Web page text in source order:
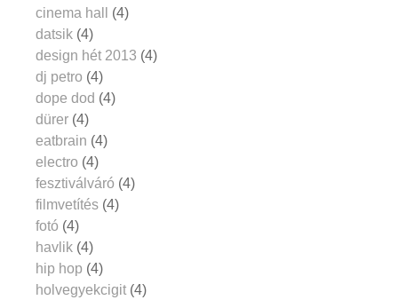
cinema hall
(4)
datsik (4)
design hét 2013 (4)
dj petro (4)
dope dod (4)
dürer (4)
eatbrain (4)
electro (4)
fesztiválváró (4)
filmvetítés (4)
fotó (4)
havlik (4)
hip hop (4)
holvegyekcigit (4)